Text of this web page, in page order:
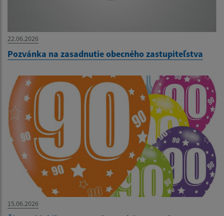
22.06.2026
Pozvánka na zasadnutie obecného zastupiteľstva
15.06.2026